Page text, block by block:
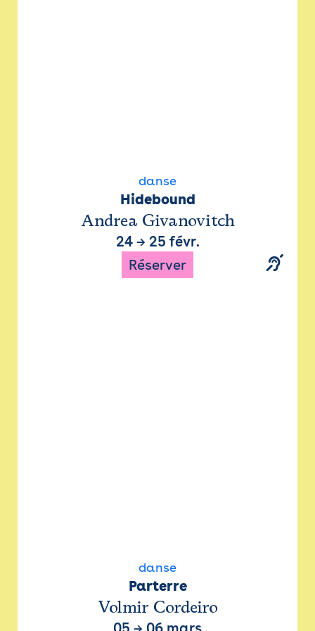
danse
Hidebound
Andrea Givanovitch
24→ 25 févr.
Réserver
danse
Parterre
Volmir Cordeiro